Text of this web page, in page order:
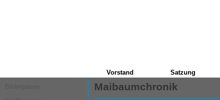
Vorstand
Satzung
Maibaumchronik